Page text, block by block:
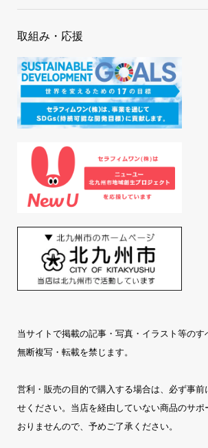
取組み・応援
当サイトで掲載の記事・写真・イラスト等のす
無断複写・転載を禁じます。
営利・販売の目的で購入する場合は、必ず事前
せください。当店を経由していない商品のサポ
おりませんので、予めご了承ください。